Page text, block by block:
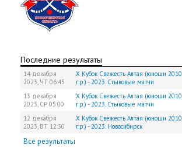
Последние результаты
14 декабря
2023, ЧТ 06:45
X Кубок Свежесть Алтая (юноши 2010
г.р.) - 2023. Стыковые матчи
13 декабря
2023, СР 05:00
X Кубок Свежесть Алтая (юноши 2010
г.р.) - 2023. Стыковые матчи
12 декабря
2023, ВТ 12:30
X Кубок Свежесть Алтая (юноши 2010
г.р.) - 2023. Новосибирск
Все результаты